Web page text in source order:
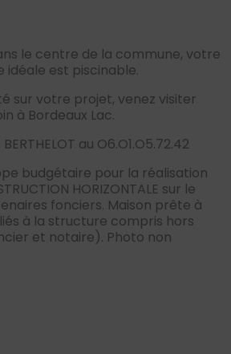
le centre de la commune, votre
idéale est piscinable.
sur votre projet, venez visiter
à Bordeaux Lac.
au O6.O1.O5.72.42
budgétaire pour la réalisation
HORIZONTALE sur le
fonciers. Maison prête à
à la structure compris hors
et notaire). Photo non